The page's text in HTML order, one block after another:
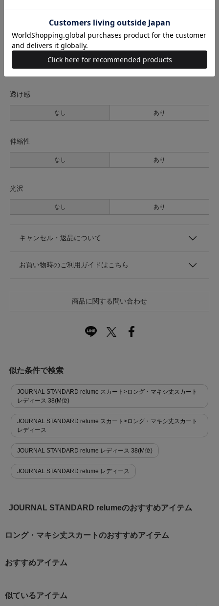
普通
裏地
透け感
なし あり
伸縮性
なし あり
光沢
なし あり
キャンセル・返品について
お買い物時のご利用ガイドはこちら
商品に関する問い合わせ
似た条件で検索
JOURNAL STANDARD relume スカート>ロング・マキシ丈スカート
レディース 38(M位)
JOURNAL STANDARD relume スカート>ロング・マキシ丈スカート
レディース
JOURNAL STANDARD relume レディース 38(M位)
JOURNAL STANDARD relume レディース
JOURNAL STANDARD relumeのおすすめアイテム
ロング・マキシ丈スカートのおすすめアイテム
おすすめアイテム